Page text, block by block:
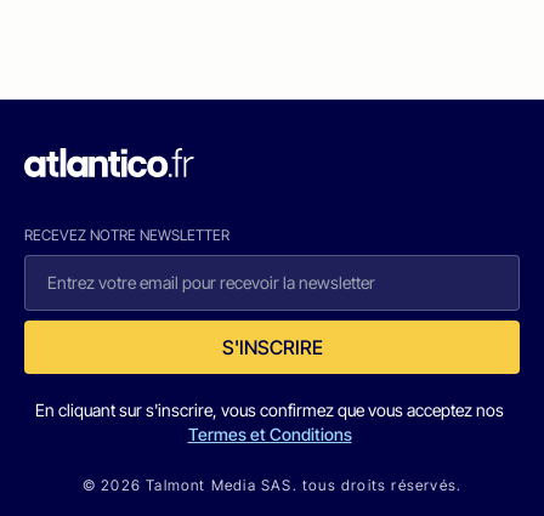
RECEVEZ NOTRE NEWSLETTER
S'INSCRIRE
En cliquant sur s'inscrire, vous confirmez que vous acceptez nos
Termes et Conditions
© 2026 Talmont Media SAS. tous droits réservés.